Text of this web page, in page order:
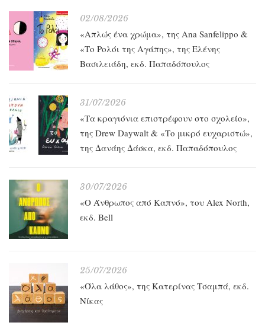
02/08/2026
«Απλώς ένα χρώμα», της Ana Sanfelippo &
«Το Ρολόι της Αγάπης», της Ελένης
Βασιλειάδη, εκδ. Παπαδόπουλος
31/07/2026
«Τα κραγιόνια επιστρέφουν στο σχολείο»,
της Drew Daywalt & «Το μικρό ευχαριστώ»,
της Δανάης Δάσκα, εκδ. Παπαδόπουλος
30/07/2026
«O Άνθρωπος από Καπνό», του Alex North,
εκδ. Bell
25/07/2026
«Όλα λάθος», της Κατερίνας Τσαμπά, εκδ.
Νίκας